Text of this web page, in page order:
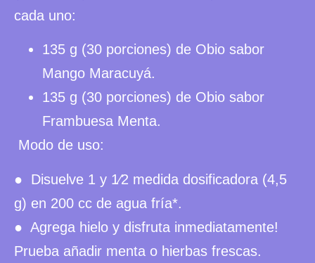
cada uno:
135 g (30 porciones) de Obio sabor
Mango Maracuyá.
135 g (30 porciones) de Obio sabor
Frambuesa Menta.
Modo de uso:
● Disuelve 1 y 1⁄2 medida dosificadora (4,5
g) en 200 cc de agua fría*.
● Agrega hielo y disfruta inmediatamente!
Prueba añadir menta o hierbas frescas.